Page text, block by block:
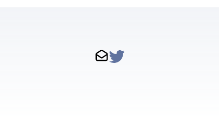
問い合わせ